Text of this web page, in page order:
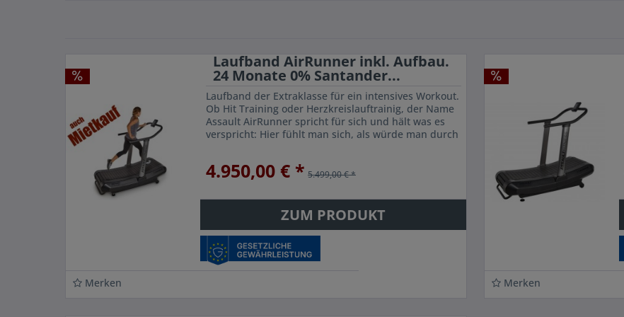
Laufband AirRunner inkl. Aufbau.
24 Monate 0% Santander...
Laufband der Extraklasse für ein intensives Workout.
Ob Hit Training oder Herzkreislauftrainig, der Name
Assault AirRunner spricht für sich und hält was es
verspricht: Hier fühlt man sich, als würde man durch
4.950,00 € * 5.499,00 € *
ZUM PRODUKT
Merken Merken